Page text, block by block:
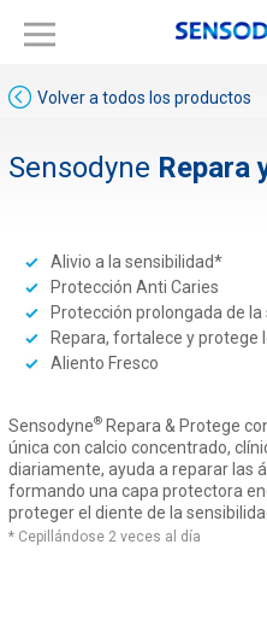
Volver a todos los productos
Sensodyne Repara
Alivio a la sensibilidad*
Protección Anti Caries
Protección prolongada de la
Repara, fortalece y protege
Aliento Fresco
Sensodyne®Repara & Protege
única con calcio concentrado,
diariamente, ayuda a reparar las
formando una capa protectora
proteger el diente de la
* Cepillándose 2 veces al día